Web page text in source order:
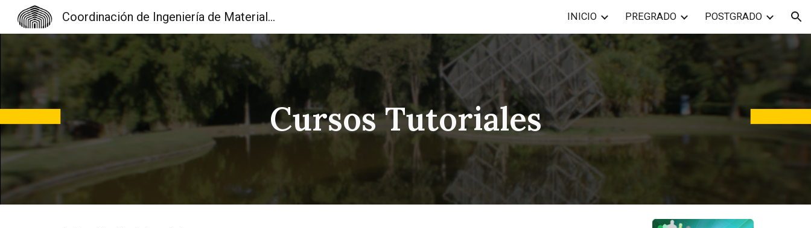
Skip to main content
Coordinación de Ingeniería de Materiales INICIO PREGRADO POSTGRADO
Cursos Tutoriales